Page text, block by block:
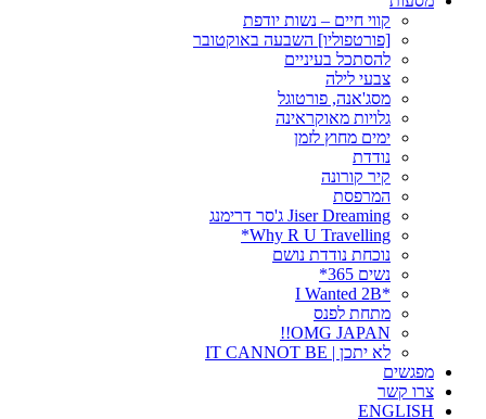
קווי חיים – נשות יודפת
[פורטפוליו] השבעה באוקטובר
להסתכל בעיניים
צבעי לילה
מסג'אנה, פורטוגל
גלויות מאוקראינה
ימים מחוץ לזמן
נודדת
קיר קורונה
המרפסת
Jiser Dreaming ג'סר דרימנג
Why R U Travelling*
נוכחת נודדת נושם
נשים 365*
*I Wanted 2B
מתחת לפנס
OMG JAPAN!!
לא יתכן | IT CANNOT BE
מפגשים
צרו קשר
ENGLISH